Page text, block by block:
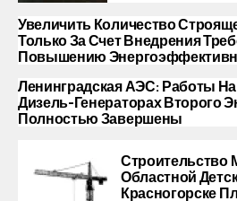
Увеличить Количество
Только За Счет Внедрения
Повышению
Ленинградская АЭС: Работы
Дизель-Генераторах Второго
Полностью Завершены
Строительство
Областной
Красногорске